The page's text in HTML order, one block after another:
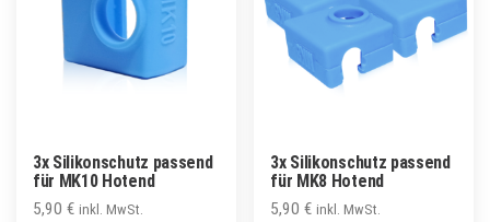
3x Silikonschutz passend
für MK10 Hotend
5,90 € inkl. MwSt.
3x Silikonschutz passend
für MK8 Hotend
5,90€ inkl. MwSt.